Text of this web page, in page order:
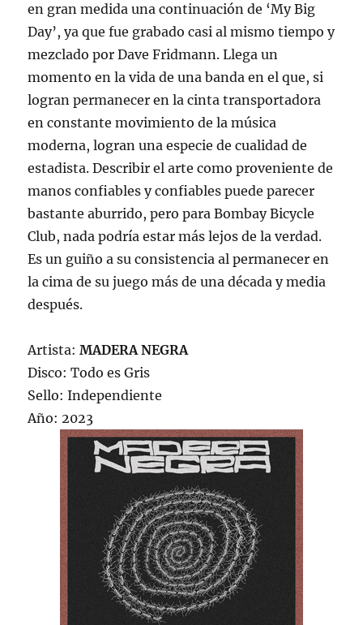
en gran medida una continuación de ‘My Big
Day’, ya que fue grabado casi al mismo tiempo y
mezclado por Dave Fridmann. Llega un
momento en la vida de una banda en el que, si
logran permanecer en la cinta transportadora
en constante movimiento de la música
moderna, logran una especie de cualidad de
estadista. Describir el arte como proveniente de
manos confiables y confiables puede parecer
bastante aburrido, pero para Bombay Bicycle
Club, nada podría estar más lejos de la verdad.
Es un guiño a su consistencia al permanecer en
la cima de su juego más de una década y media
después.
Artista:MADERA NEGRA
Disco: Todo es Gris
Sello: Independiente
Año: 2023